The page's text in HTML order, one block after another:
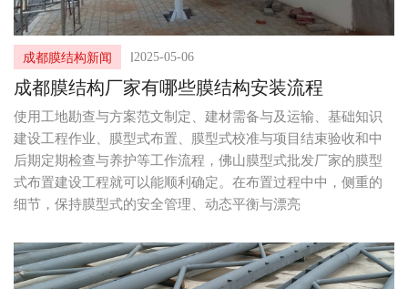
成都膜结构新闻 I2025-05-06
成都膜结构厂家有哪些膜结构安装流程
使用工地勘查与方案范文制定、建材需备与及运输、基础知识
建设工程作业、膜型式布置、膜型式校准与项目结束验收和中
后期定期检查与养护等工作流程，佛山膜型式批发厂家的膜型
式布置建设工程就可以能顺利确定。在布置过程中中，侧重的
细节，保持膜型式的安全管理、动态平衡与漂亮